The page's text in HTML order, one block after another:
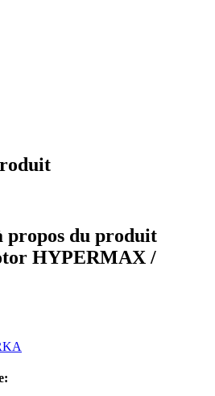
propos du produit
HYPERMAX /